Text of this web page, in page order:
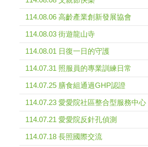
114.08.06 高齡產業創新發展協會
114.08.03 街遊龍山寺
114.08.01 日復一日的守護
114.07.31 照服員的專業訓練日常
114.07.25 膳食組通過GHP認證
114.07.23 愛愛院社區整合型服務中心
114.07.21 愛愛院反針孔偵測
114.07.18 長照國際交流